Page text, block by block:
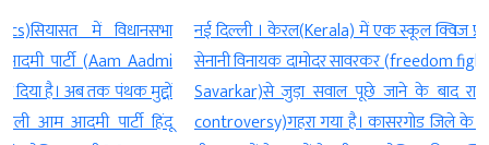
नई दिल्ली । केरल(Kerala) में एक स्कूल क्विज प्रतियोगिता के दौरान स्वतंत्रता
सेनानी विनायक दामोदर सावरकर (freedom fighter Vinayak Damodar
Savarkar)से जुड़ा सवाल पूछे जाने के बाद राजनीतिक विवाद (political
controversy)गहरा गया है। कासरगोड जिले के कुम्बला और मंजेश्वर क्षेत्र के